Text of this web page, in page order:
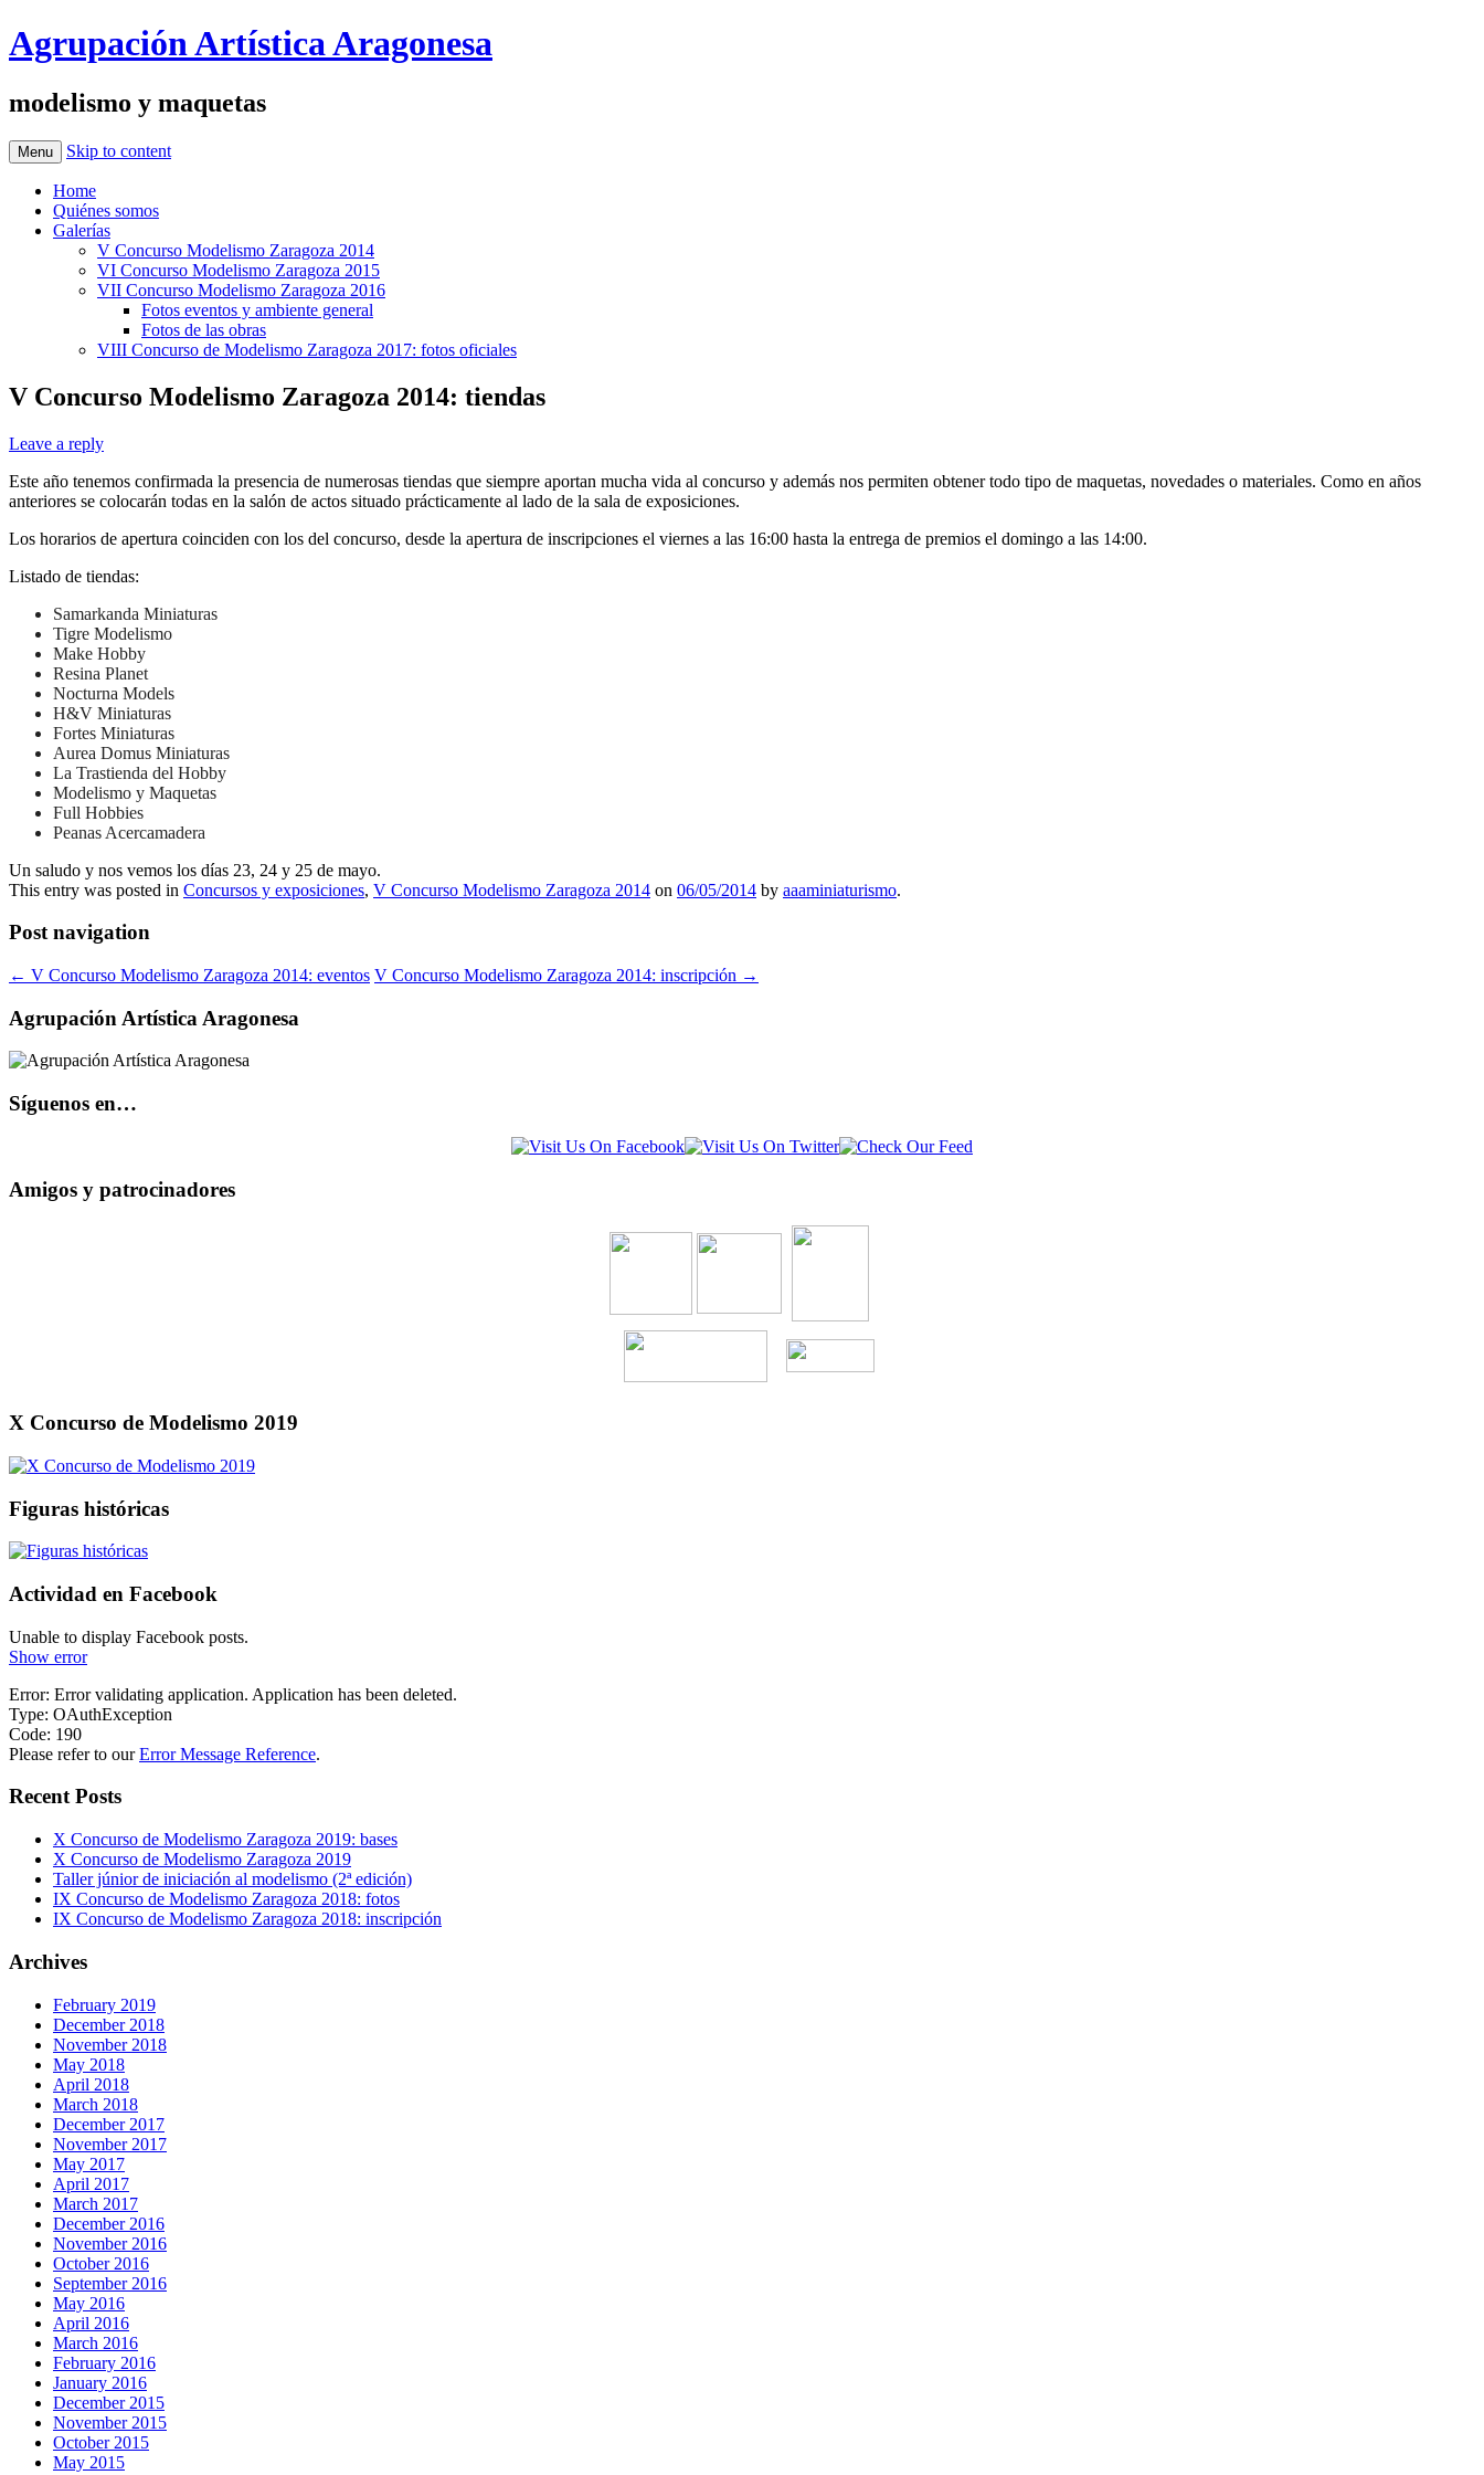
Agrupación Artística Aragonesa
modelismo y maquetas
Menu Skip to content
Home
Quiénes somos
Galerías
V Concurso Modelismo Zaragoza 2014
VI Concurso Modelismo Zaragoza 2015
VII Concurso Modelismo Zaragoza 2016
Fotos eventos y ambiente general
Fotos de las obras
VIII Concurso de Modelismo Zaragoza 2017: fotos oficiales
V Concurso Modelismo Zaragoza 2014: tiendas
Leave a reply
Este año tenemos confirmada la presencia de numerosas tiendas que siempre aportan mucha vida al concurso y además nos permiten obtener todo tipo de maquetas, novedades o materiales. Como en años
anteriores se colocarán todas en la salón de actos situado prácticamente al lado de la sala de exposiciones.
Los horarios de apertura coinciden con los del concurso, desde la apertura de inscripciones el viernes a las 16:00 hasta la entrega de premios el domingo a las 14:00.
Listado de tiendas:
Samarkanda Miniaturas
Tigre Modelismo
Make Hobby
Resina Planet
Nocturna Models
H&V Miniaturas
Fortes Miniaturas
Aurea Domus Miniaturas
La Trastienda del Hobby
Modelismo y Maquetas
Full Hobbies
Peanas Acercamadera
Un saludo y nos vemos los días 23, 24 y 25 de mayo.
This entry was posted in Concursos y exposiciones, V Concurso Modelismo Zaragoza 2014 on 06/05/2014 by aaaminiaturismo.
Post navigation
← V Concurso Modelismo Zaragoza 2014: eventos V Concurso Modelismo Zaragoza 2014: inscripción →
Agrupación Artística Aragonesa
Síguenos en…
Amigos y patrocinadores
X Concurso de Modelismo 2019
Figuras históricas
Actividad en Facebook
Unable to display Facebook posts.
Show error
Error: Error validating application. Application has been deleted.
Type: OAuthException
Code: 190
Please refer to ourError Message Reference.
Recent Posts
X Concurso de Modelismo Zaragoza 2019: bases
X Concurso de Modelismo Zaragoza 2019
Taller júnior de iniciación al modelismo (2ª edición)
IX Concurso de Modelismo Zaragoza 2018: fotos
IX Concurso de Modelismo Zaragoza 2018: inscripción
Archives
February 2019
December 2018
November 2018
May 2018
April 2018
March 2018
December 2017
November 2017
May 2017
April 2017
March 2017
December 2016
November 2016
October 2016
September 2016
May 2016
April 2016
March 2016
February 2016
January 2016
December 2015
November 2015
October 2015
May 2015